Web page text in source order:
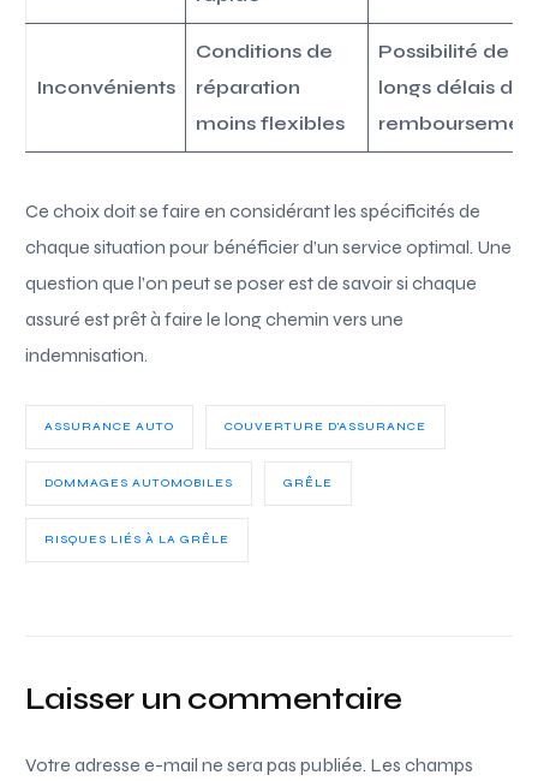
Inconvénients
Conditions de
réparation
moins flexibles
Possibilité de
longs délais de
Ce choix doit se faire en considérant les spécificités de
chaque situation pour bénéficier d’un service optimal. Une
question que l’on peut se poser est de savoir si chaque
assuré est prêt à faire le long chemin vers une
indemnisation.
ASSURANCE AUTO COUVERTURE D'ASSURANCE
DOMMAGES AUTOMOBILES GRÊLE
RISQUES LIÉS À LA GRÊLE
Laisser un commentaire
Votre adresse e-mail ne sera pas publiée. Les champs